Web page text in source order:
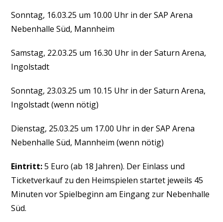
Sonntag, 16.03.25 um 10.00 Uhr in der SAP Arena
Nebenhalle Süd, Mannheim
Samstag, 22.03.25 um 16.30 Uhr in der Saturn Arena,
Ingolstadt
Sonntag, 23.03.25 um 10.15 Uhr in der Saturn Arena,
Ingolstadt (wenn nötig)
Dienstag, 25.03.25 um 17.00 Uhr in der SAP Arena
Nebenhalle Süd, Mannheim (wenn nötig)
Eintritt:5 Euro (ab 18 Jahren). Der Einlass und
Ticketverkauf zu den Heimspielen startet jeweils 45
Minuten vor Spielbeginn am Eingang zur Nebenhalle
Süd.